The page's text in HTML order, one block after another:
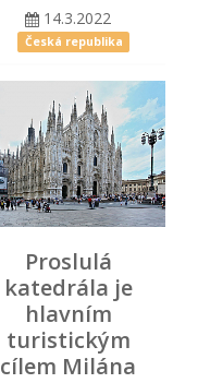
14.3.2022
Česká republika
Proslulá
katedrála je
hlavním
turistickým
cílem Milána